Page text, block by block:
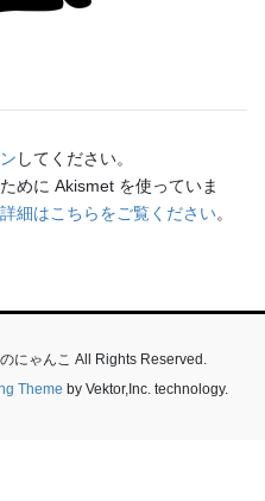
してください。
めに Akismet を使っていま
細はこちらをご覧ください。
にゃんこ All Rights Reserved.
Theme by Vektor,Inc. technology.